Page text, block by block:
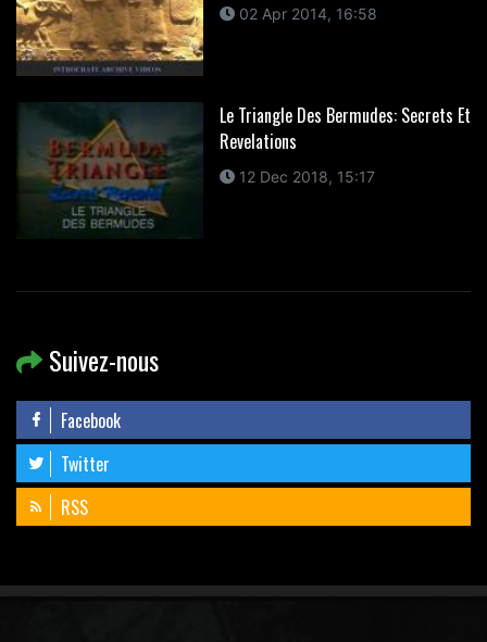
02 Apr 2014, 16:58
Le Triangle Des Bermudes: Secrets Et
Revelations
12 Dec 2018, 15:17
Suivez-nous
Facebook
Twitter
RSS